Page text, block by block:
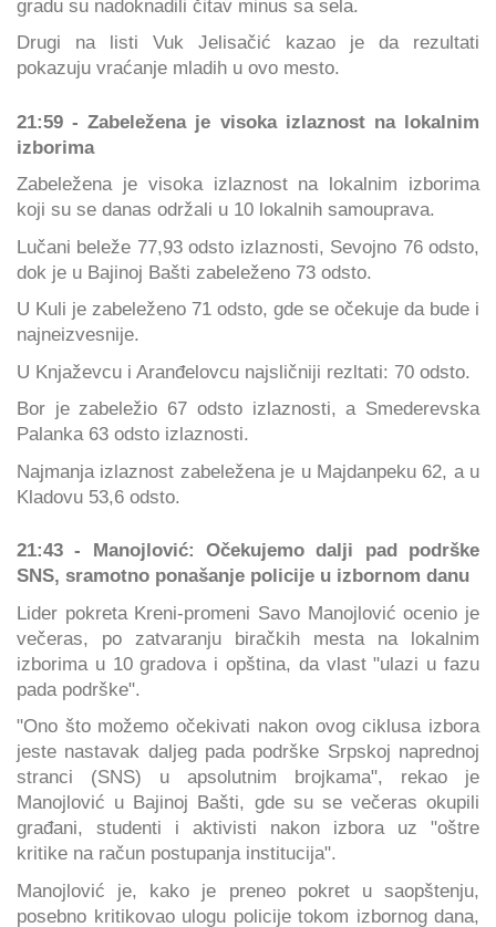
gradu su nadoknadili čitav minus sa sela.
Drugi na listi Vuk Jelisačić kazao je da rezultati
pokazuju vraćanje mladih u ovo mesto.
21:59 - Zabeležena je visoka izlaznost na lokalnim
izborima
Zabeležena je visoka izlaznost na lokalnim izborima
koji su se danas održali u 10 lokalnih samouprava.
Lučani beleže 77,93 odsto izlaznosti, Sevojno 76 odsto,
dok je u Bajinoj Bašti zabeleženo 73 odsto.
U Kuli je zabeleženo 71 odsto, gde se očekuje da bude i
najneizvesnije.
U Knjaževcu i Aranđelovcu najsličniji rezltati: 70 odsto.
Bor je zabeležio 67 odsto izlaznosti, a Smederevska
Palanka 63 odsto izlaznosti.
Najmanja izlaznost zabeležena je u Majdanpeku 62, a u
Kladovu 53,6 odsto.
21:43 - Manojlović: Očekujemo dalji pad podrške
SNS, sramotno ponašanje policije u izbornom danu
Lider pokreta Kreni-promeni Savo Manojlović ocenio je
večeras, po zatvaranju biračkih mesta na lokalnim
izborima u 10 gradova i opština, da vlast "ulazi u fazu
pada podrške".
"Ono što možemo očekivati nakon ovog ciklusa izbora
jeste nastavak daljeg pada podrške Srpskoj naprednoj
stranci (SNS) u apsolutnim brojkama", rekao je
Manojlović u Bajinoj Bašti, gde su se večeras okupili
građani, studenti i aktivisti nakon izbora uz "oštre
kritike na račun postupanja institucija".
Manojlović je, kako je preneo pokret u saopštenju,
posebno kritikovao ulogu policije tokom izbornog dana,